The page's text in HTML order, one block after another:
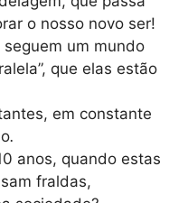
o nosso novo ser!
um mundo
que elas estão
em constante
.
anos, quando estas
fraldas,